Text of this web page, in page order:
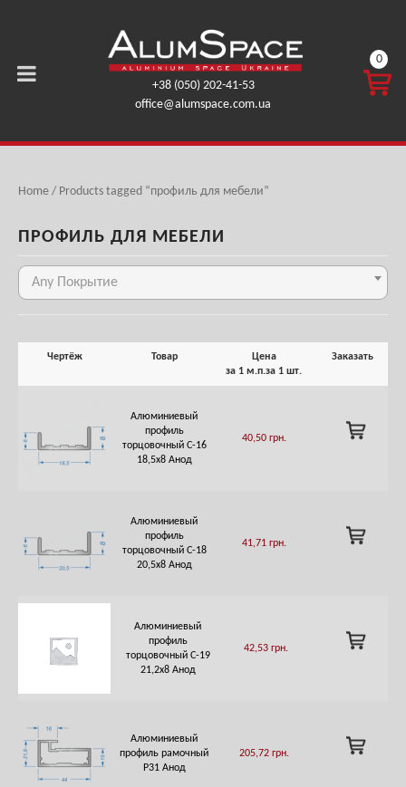
+38 (050) 202-41-53
office@alumspace.com.ua
КОРЗ
ГРН.
0
Home / Products tagged “профиль для мебели”
ПРОФИЛЬ ДЛЯ МЕБЕЛИ
Any Покрытие
Чертёж Товар
Цена
за 1 м.п.за 1 шт.
Заказать
Алюминиевый
профиль
торцовочный C-16
18,5х8 Анод
40,50 грн.
ADD
TO
Алюминиевый
профиль
торцовочный C-18
20,5х8 Анод
41,71 грн.
ADD
TO
Алюминиевый
профиль
торцовочный C-19
21,2х8 Анод
42,53 грн.
ADD
TO
Алюминиевый
профиль рамочный
Р31 Анод
205,72 грн.
ADD
TO